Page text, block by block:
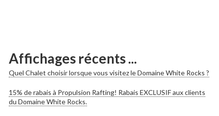
Affichages récents ...
Quel Chalet choisir lorsque vous visitez le Domaine White Rocks ?
15% de rabais à Propulsion Rafting! Rabais EXCLUSIF aux clients
du Domaine White Rocks.